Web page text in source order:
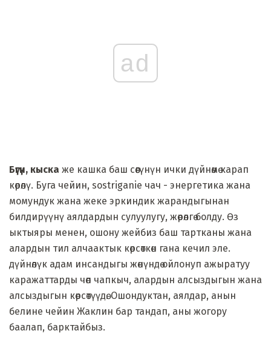
ad
Бүгүн, кыска же кашка баш сөөгүнүн ички дүйнөмө карап
көрөлү. Буга чейин, sostriganie чач - энергетика жана
момундук жана жеке эркиндик жарандыгынан
билдирүүнү аялдардын сулуулугу, жөрөлгө болду. Өз
ыктыяры менен, ошону жейбиз баш тартканы жана
алардын тил алчаактык көрсөткөн гана кечил эле.
дүйнөлүк адам инсандыгы жөнүндө ойлонуп ажыратуу
каражаттарды чөп чапкыч, алардын алсыздыгын жана
алсыздыгын көрсөтүүдө. Ошондуктан, аялдар, анын
белине чейин Жаклин бар тандап, аны жогору
баалап, барктайбыз.